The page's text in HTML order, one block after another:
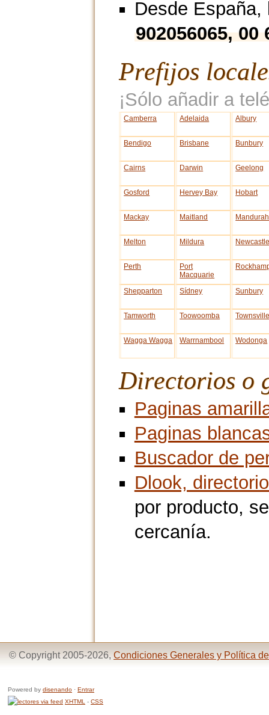
Desde
902056065,
Prefijos
¡Sólo añadir a
Camberra Adelaida Albury
Bendigo Brisbane Bunbury
Cairns Darwin Geelong
Gosford Hervey Bay Hobart
Mackay Maitland Mandurah
Melton Mildura
Perth
Port
Macquarie
Shepparton Sídney Sunbury
Tamworth Toowoomba
Wagga Wagga Warrnambool Wodonga
Directorios o
Paginas
Paginas
Buscador de
Dlook,
por producto,
cercanía.
© Copyright 2005-2026, Condiciones Generales y Política
Powered by disenando · Entrar
XHTML - CSS